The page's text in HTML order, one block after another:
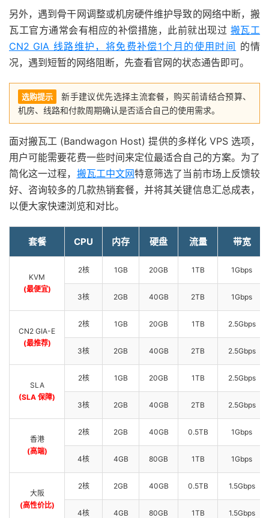
另外，遇到骨干网调整或机房硬件维护导致的网络中断，搬
瓦工官方通常会有相应的补偿措施，此前就出现过 搬瓦工
CN2 GIA 线路维护，将免费补偿1个月的使用时间 的情
况，遇到短暂的网络阻断，先查看官网的状态通告即可。
选购提示
新手建议优先选择主流套餐，购买前请结合预算、
机房、线路和付款周期确认是否适合自己的使用需求。
面对搬瓦工 (Bandwagon Host) 提供的多样化 VPS 选项，
用户可能需要花费一些时间来定位最适合自己的方案。为了
简化这一过程， 搬瓦工中文网特意筛选了当前市场上反馈较
好、咨询较多的几款热销套餐，并将其关键信息汇总成表，
以便大家快速浏览和对比。
套餐 CPU 内存 硬盘 流量 带宽
KVM
(最便宜)
2核 1GB 20GB 1TB 1Gbps
3核 2GB 40GB 2TB 1Gbps
CN2 GIA-E
(最推荐)
2核 1GB 20GB 1TB 2.5Gbps
3核 2GB 40GB 2TB 2.5Gbps
SLA
(SLA 保障)
2核 1GB 20GB 1TB 2.5Gbps
3核 2GB 40GB 2TB 2.5Gbps
香港
(高端)
2核 2GB 40GB 0.5TB 1Gbps
4核 4GB 80GB 1TB 1Gbps
大阪
(高性价比)
2核 2GB 40GB 0.5TB 1.5Gbps
4核 4GB 80GB 1TB 1.5Gbps